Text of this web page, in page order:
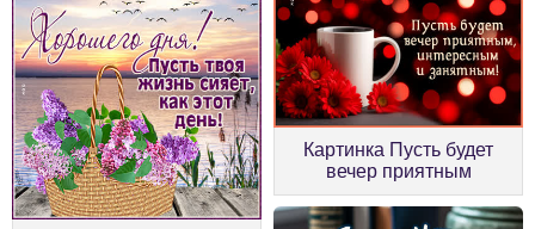
Картинка Пусть будет
вечер приятным